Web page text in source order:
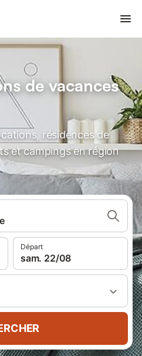
de vacances
et campings en région
Départ
sam. 22/08